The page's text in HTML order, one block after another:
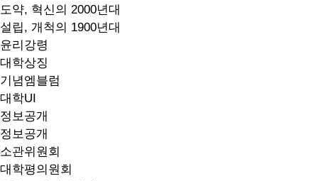
도약, 혁신의 2000년대
설립, 개척의 1900년대
윤리강령
대학상징
기념엠블럼
대학UI
정보공개
정보공개
소관위원회
대학평의원회